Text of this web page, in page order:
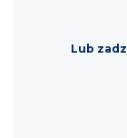
Lub